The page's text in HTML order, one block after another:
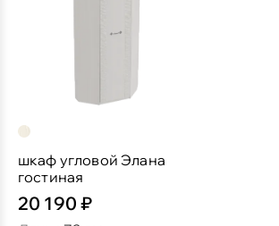
шкаф угловой Элана
гостиная
20 190 ₽